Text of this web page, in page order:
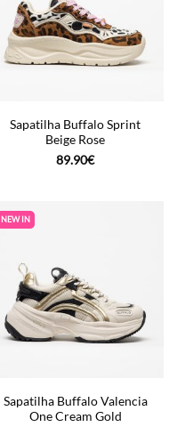
Sapatilha Buffalo Sprint
Beige Rose
89.90€
NEW IN
Sapatilha Buffalo Valencia
One Cream Gold